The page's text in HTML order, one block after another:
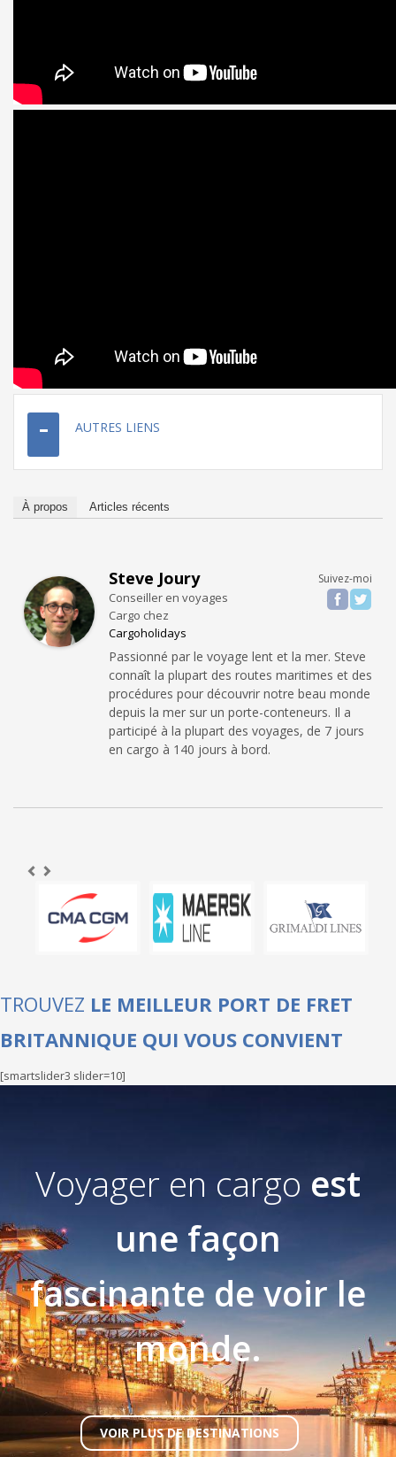
AUTRES LIENS
À propos Articles récents
Suivez-moi
Steve Joury
Conseiller en voyages
Cargo chez
Cargoholidays
Passionné par le voyage lent et la mer. Steve
connaît la plupart des routes maritimes et des
procédures pour découvrir notre beau monde
depuis la mer sur un porte-conteneurs. Il a
participé à la plupart des voyages, de 7 jours
en cargo à 140 jours à bord.
TROUVEZ LE MEILLEUR PORT DE FRET
BRITANNIQUE QUI VOUS CONVIENT
[smartslider3 slider=10]
Voyager en cargo est
une façon
fascinante de voir le
monde.
VOIR PLUS DE DESTINATIONS